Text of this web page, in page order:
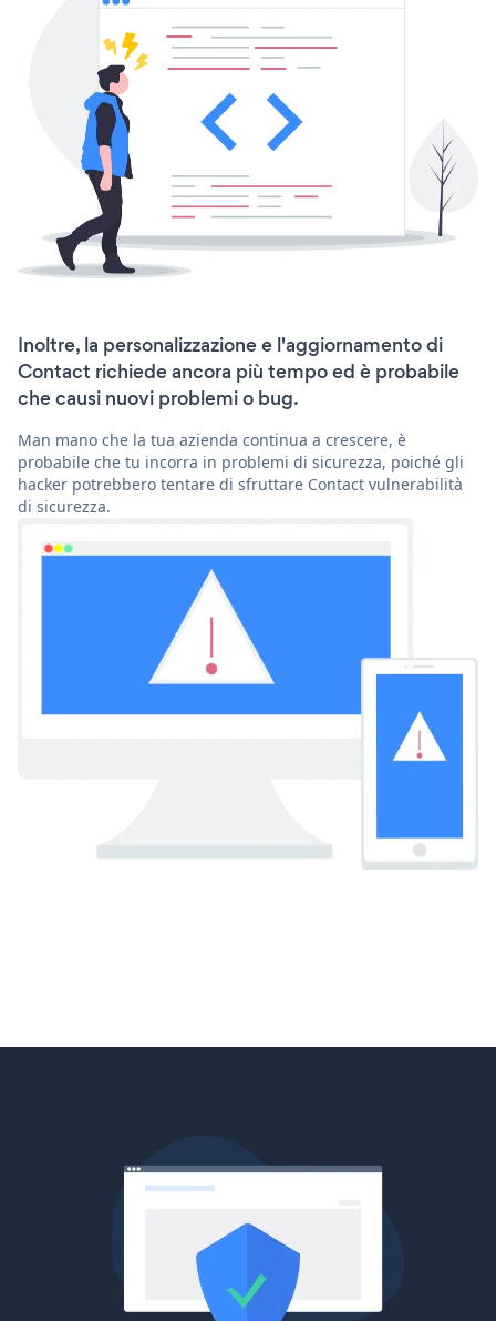
Inoltre, la personalizzazione e l'aggiornamento di
Contact richiede ancora più tempo ed è probabile
che causi nuovi problemi o bug.
Man mano che la tua azienda continua a crescere, è
probabile che tu incorra in problemi di sicurezza, poiché gli
hacker potrebbero tentare di sfruttare Contact vulnerabilità
di sicurezza.